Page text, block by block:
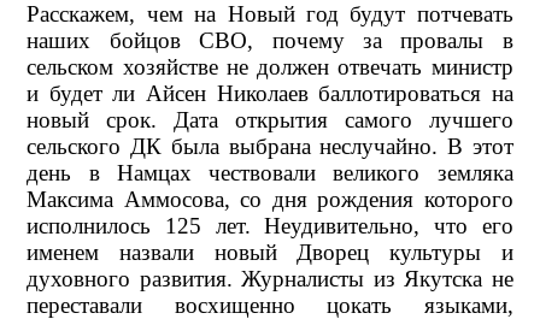
Расскажем, чем на Новый год будут потчевать
наших бойцов СВО, почему за провалы в
сельском хозяйстве не должен отвечать министр
и будет ли Айсен Николаев баллотироваться на
новый срок. Дата открытия самого лучшего
сельского ДК была выбрана неслучайно. В этот
день в Намцах чествовали великого земляка
Максима Аммосова, со дня рождения которого
исполнилось 125 лет. Неудивительно, что его
именем назвали новый Дворец культуры и
духовного развития. Журналисты из Якутска не
переставали восхищенно цокать языками,